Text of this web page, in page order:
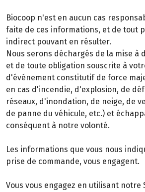
Biocoop n'est en aucun cas
faite de ces informations, et de tout
indirect pouvant en résulter.
Nous serons déchargés de la mise à
et de toute obligation souscrite à
d'événement constitutif de force
en cas d'incendie, d'explosion, de
réseaux, d'inondation, de neige, de
de panne du véhicule, etc.) et
conséquent à notre volonté.
Les informations que vous nous
prise de commande, vous engagent.
Vous vous engagez en utilisant notre